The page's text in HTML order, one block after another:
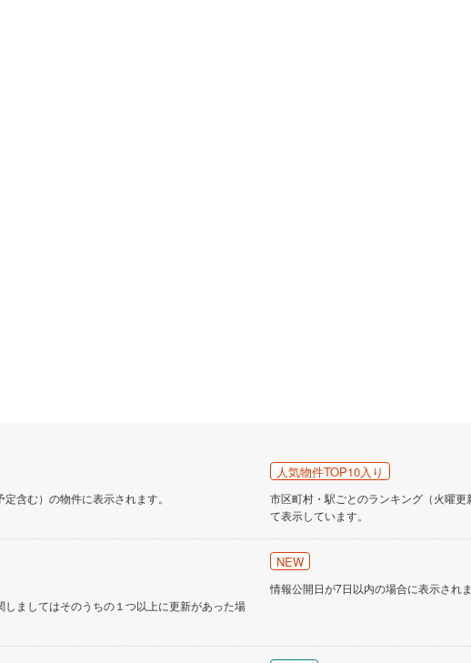
含む）の物件に表示されます。
人気物件TOP10入り
市区町村・駅ごとのランキング（火曜
て表示しています。
ましてはそのうちの１つ以上に更新があった場
NEW
情報公開日が7日以内の場合に表示されま